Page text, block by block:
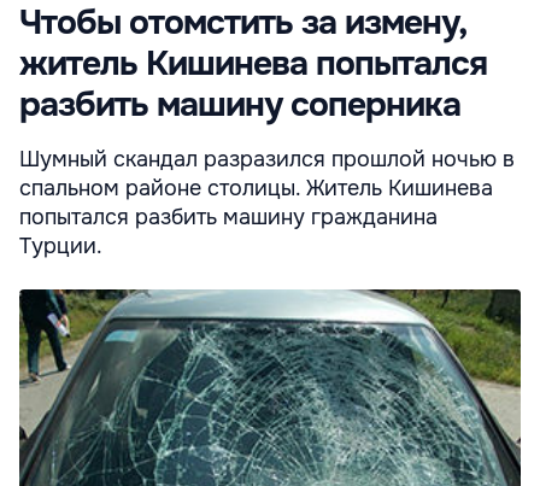
Чтобы отомстить за измену,
житель Кишинева попытался
разбить машину соперника
Шумный скандал разразился прошлой ночью в
спальном районе столицы. Житель Кишинева
попытался разбить машину гражданина
Турции.